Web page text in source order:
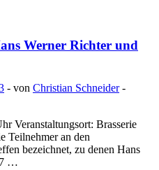
Werner Richter und
- von Christian Schneider-
Veranstaltungsort: Brasserie
Teilnehmer an den
bezeichnet, zu denen Hans
…